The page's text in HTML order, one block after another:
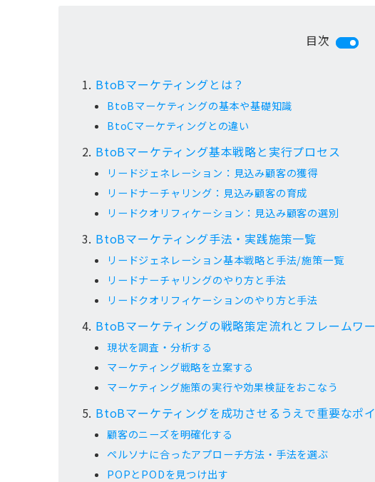
目次
BtoBマーケティングとは？
BtoBマーケティングの基本や基礎知識
BtoCマーケティングとの違い
BtoBマーケティング基本戦略と実行プロセス
リードジェネレーション：見込み顧客の獲得
リードナーチャリング：見込み顧客の育成
リードクオリフィケーション：見込み顧客の選別
BtoBマーケティング手法・実践施策一覧
リードジェネレーション基本戦略と手法/施策一覧
リードナーチャリングのやり方と手法
リードクオリフィケーションのやり方と手法
BtoBマーケティングの戦略策定流れとフレームワ
現状を調査・分析する
マーケティング戦略を立案する
マーケティング施策の実行や効果検証をおこなう
BtoBマーケティングを成功させるうえで重要なポ
顧客のニーズを明確化する
ペルソナに合ったアプローチ方法・手法を選ぶ
POPとPODを見つけ出す